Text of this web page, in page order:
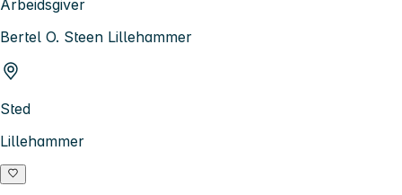
Arbeidsgiver
Bertel O. Steen Lillehammer
Sted
Lillehammer